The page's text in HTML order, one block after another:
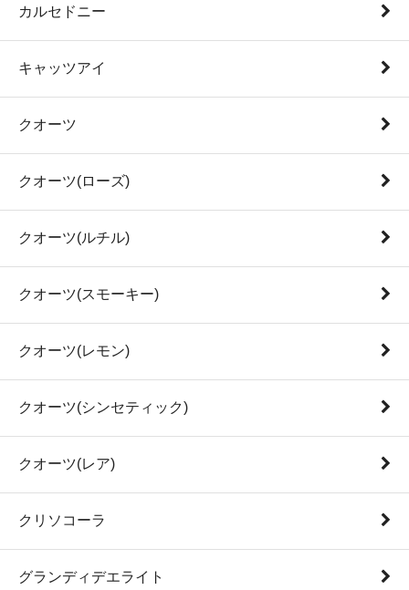
カルセドニー
キャッツアイ
クオーツ
クオーツ(ローズ)
クオーツ(ルチル)
クオーツ(スモーキー)
クオーツ(レモン)
クオーツ(シンセティック)
クオーツ(レア)
クリソコーラ
グランディデエライト